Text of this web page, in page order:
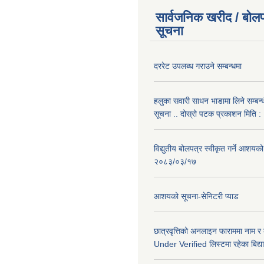
सार्वजनिक खरीद /
सूचना
दररेट उपलब्ध गराउने सम्बन्धमा
हलुका सवारी साधन भाडामा लिने
सूचना .. दोस्रो पटक प्रकाशन मिति
विद्युतीय बोलपत्र स्वीकृत गर्ने
२०८३/०३/१७
आशयको सूचना-सेनिटरी प्याड
छात्रवृत्तिको अनलाइन फाराममा नाम
Under Verified लिस्टमा रहेका